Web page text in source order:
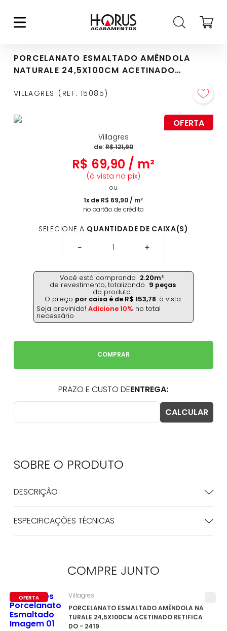
PORCELANATO ESMALTADO AMÊNDOLA
NATURALE 24,5X100CM ACETINADO
VILLAGRES REF: 15085
OFERTA
Villagres
de:R$121,90
R$ 69,90 / m²
(à vista no pix)
ou
1x de R$ 69,90 / m²
no cartão de crédito
SELECIONE A QUANTIDADE DE CAIXA(S)
＋
－
Você está comprando 2.20m²
de revestimento, totalizando 9 peças
do produto.
O preço por caixa é de R$ 153,78 à vista.
Seja previnido!Adicione 10% no total
necessário
COMPRAR
SOBRE O PRODUTO
DESCRIÇÃO
ESPECIFICAÇÕES TÉCNICAS
COMPRE JUNTO
OFERTA
PORCELANATO ESMALTADO AMÊNDOLA NA
TURALE 24,5X100CM ACETINADO RETIFICA
DO - 2419
Villagres